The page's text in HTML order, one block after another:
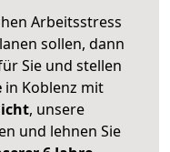
Arbeitsstress
sollen, dann
Sie und stellen
in Koblenz mit
, unsere
und lehnen Sie